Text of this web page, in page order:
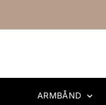
ARMBÅND